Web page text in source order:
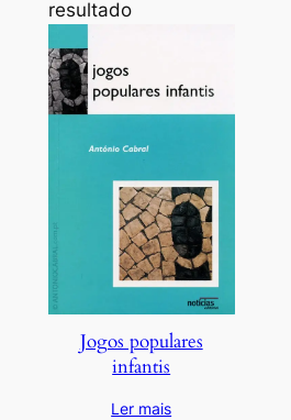
resultado
Jogos populares
infantis
Ler mais